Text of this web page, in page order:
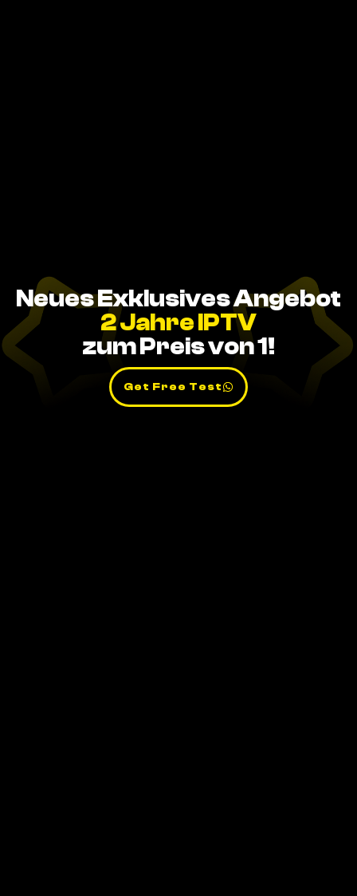
Neues Exklusives Angebot
2 Jahre IPTV
zum Preis von 1!
Get Free Test